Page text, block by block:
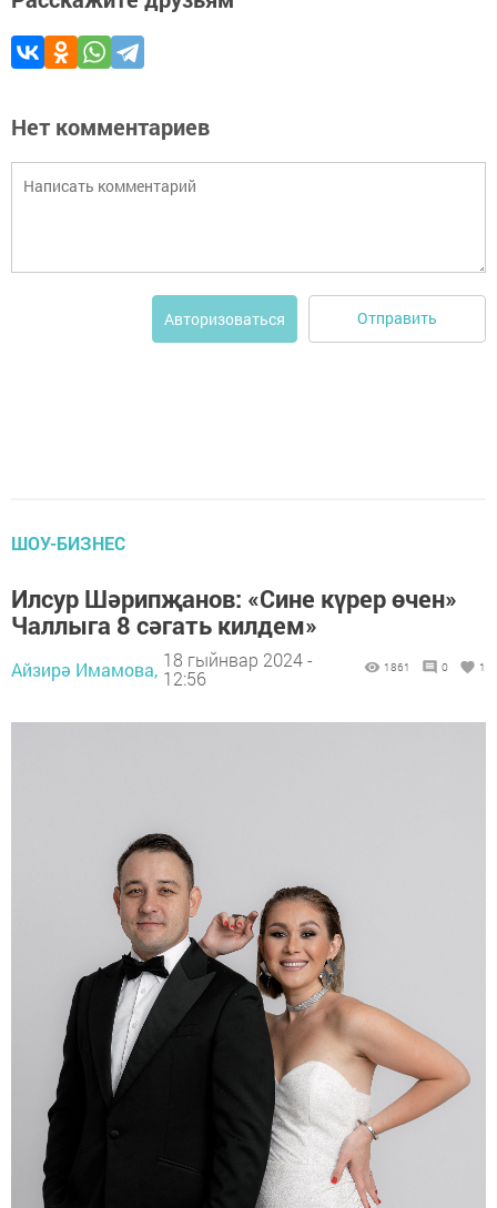
Нет комментариев
Авторизоваться Отправить
ШОУ-БИЗНЕС
Илсур Шәрипҗанов: «Сине күрер өчен»
Чаллыга 8 сәгать килдем»
Айзирә Имамова, 18 гыйнвар 2024 -
12:56
1861 0 1